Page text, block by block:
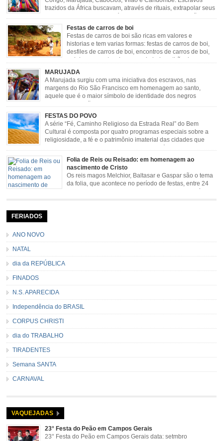
trazidos da África buscavam, através de rituais, extrapolar seus
destes ritos com a religião católica, imposta aos negros pela Igreja, surgindo
novas histórias que envolviam, sobretudo, Nossa Senhora do […]
Festas de carros de boi
Festas de carros de boi são ricas em valores e
historias e tem varias formas: festas de carros de boi,
desfiles de carros de boi, encontros de carros de boi,
rodeios, carreatas de carros de boi, mutirão de carros
de boi, carreteada, carreiros, candeeiros, boiadas, carapinas, artesãos,
exposição agropecuária, ou seja é um ponto forte […]
MARUJADA
A Marujada surgiu com uma iniciativa dos escravos, nas
margens do Rio São Francisco em homenagem ao santo,
aquele que é o maior símbolo de identidade dos negros
escravizados, São Benedito. Este Santo foi assumido como
sendo milagroso e grande protetor de suas causas. o ponto alto da festa de
São Benedito é a Marujada. […]
FESTAS DO POVO
A série “Fé, Caminho Religioso da Estrada Real” do Bem
Cultural é composta por quatro programas especiais sobre a
religiosidade, a fé e o patrimônio imaterial das cidades que
fazem parte rota religiosa que liga os Santuários de Nossa
Senhora da Piedade (MG) e Nossa Senhora da Conceição Aparecida (SP)
pela Estrada Real. Quarto episódio […]
Folia de Reis ou Reisado: em homenagem ao
nascimento de Cristo
Os reis magos Melchior, Baltasar e Gaspar são o tema
da folia, que acontece no período de festas, entre 24
seu contramestre lideram a música e o canto do grupo, passando pela
FERIADOS
ANO NOVO
NATAL
dia da REPÚBLICA
FINADOS
N.S. APARECIDA
Independência do BRASIL
CORPUS CHRISTI
dia do TRABALHO
TIRADENTES
Semana SANTA
CARNAVAL
VAQUEJADAS
23° Festa do Peão em Campos Gerais
23° Festa do Peão em Campos Gerais data: setmbro